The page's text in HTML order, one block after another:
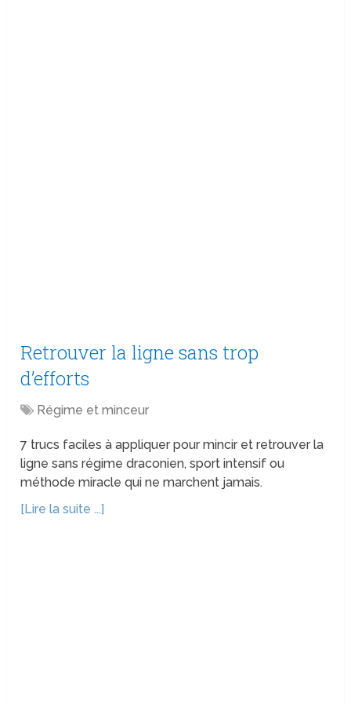
Retrouver la ligne sans trop
d’efforts
Régime et minceur
7 trucs faciles à appliquer pour mincir et retrouver la
ligne sans régime draconien, sport intensif ou
méthode miracle qui ne marchent jamais.
[Lire la suite ...]